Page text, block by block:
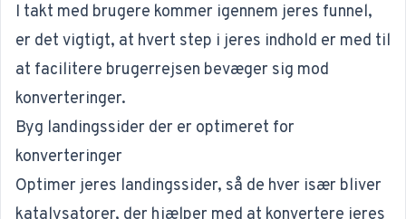
I takt med brugere kommer igennem jeres funnel,
er det vigtigt, at hvert step i jeres indhold er med til
at facilitere brugerrejsen bevæger sig mod
konverteringer.
Byg landingssider der er optimeret for
konverteringer
Optimer jeres landingssider, så de hver især bliver